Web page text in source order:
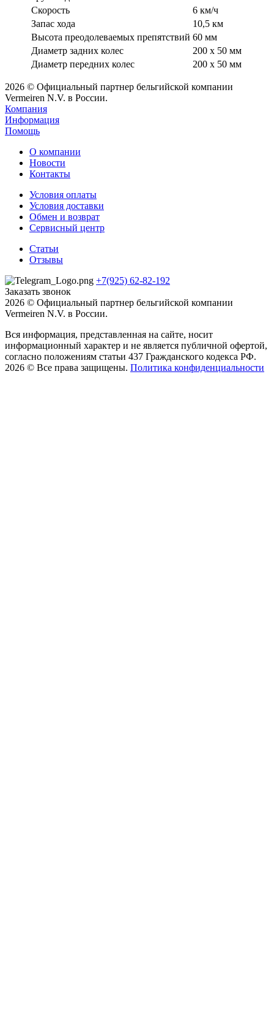
Скорость
6 км/ч
Запас хода
10,5 км
Высота преодолеваемых препятствий 60 мм
Диаметр задних колес
200 х 50 мм
Диаметр передних колес
200 х 50 мм
2026 © Официальный партнер бельгийской компании
Vermeiren N.V. в России.
Компания
Информация
Помощь
О компании
Новости
Контакты
Условия оплаты
Условия доставки
Обмен и возврат
Сервисный центр
Статьи
Отзывы
+7(925) 62-82-192
Заказать звонок
2026 © Официальный партнер бельгийской компании
Vermeiren N.V. в России.
Вся информация, представленная на сайте, носит
информационный характер и не является публичной офертой,
согласно положениям статьи 437 Гражданского кодекса РФ.
2026 © Все права защищены. Политика конфиденциальности